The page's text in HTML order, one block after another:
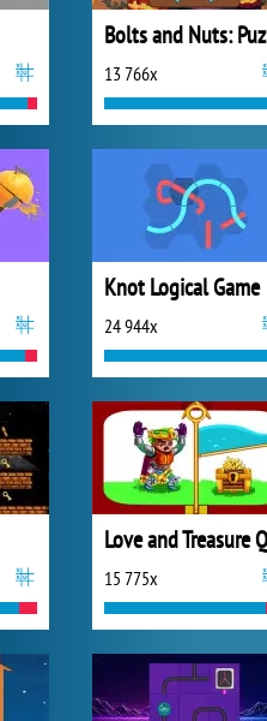
13 766x
Knot Logical Game
24 944x
15 775x